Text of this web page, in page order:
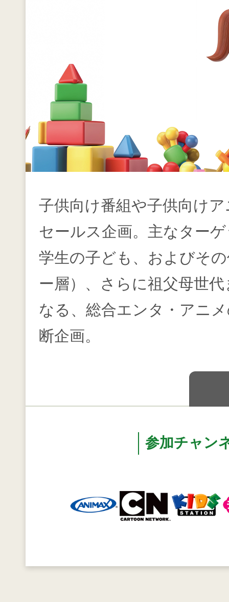
子供向け番組や子供向け
セールス企画。主なター
学生の子ども、およびそ
ー層）、さらに祖父母世
なる、総合エンタ・アニ
断企画。
参加チャン